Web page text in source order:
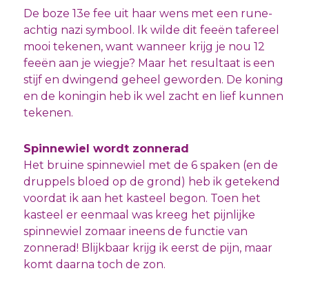
De boze 13e fee uit haar wens met een rune-
achtig nazi symbool. Ik wilde dit feeën tafereel
mooi tekenen, want wanneer krijg je nou 12
feeën aan je wiegje? Maar het resultaat is een
stijf en dwingend geheel geworden. De koning
en de koningin heb ik wel zacht en lief kunnen
tekenen.
Spinnewiel wordt zonnerad
Het bruine spinnewiel met de 6 spaken (en de
druppels bloed op de grond) heb ik getekend
voordat ik aan het kasteel begon. Toen het
kasteel er eenmaal was kreeg het pijnlijke
spinnewiel zomaar ineens de functie van
zonnerad! Blijkbaar krijg ik eerst de pijn, maar
komt daarna toch de zon.